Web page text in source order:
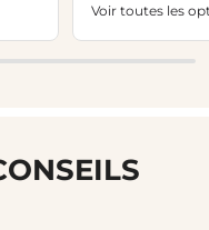
Voir toutes les